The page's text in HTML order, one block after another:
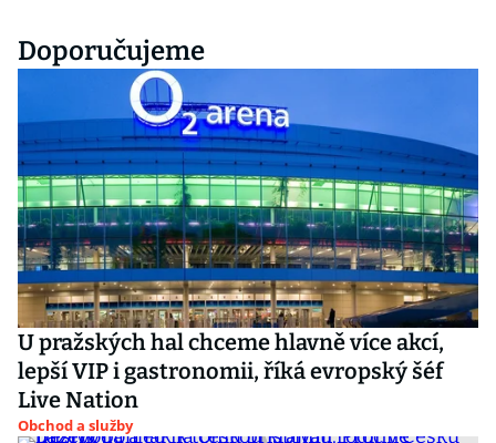
Doporučujeme
U pražských hal chceme hlavně více akcí,
lepší VIP i gastronomii, říká evropský šéf
Live Nation
Obchod a služby